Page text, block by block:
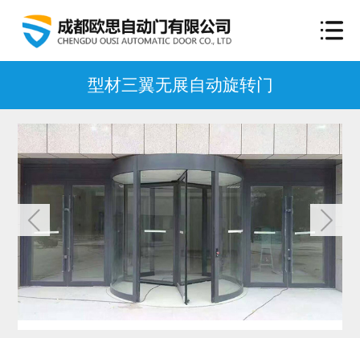
型材三翼无展自动旋转门